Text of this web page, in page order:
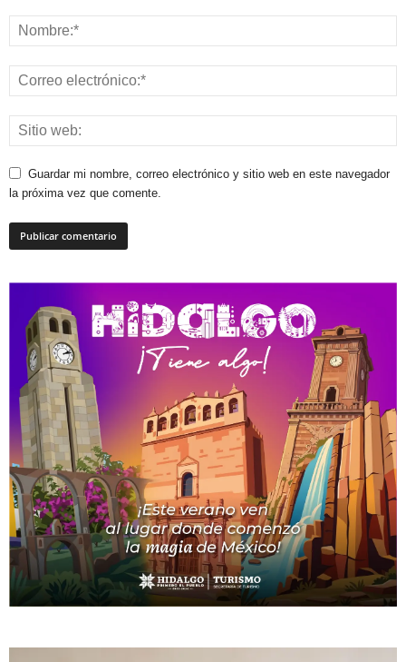
Guardar mi nombre, correo electrónico y sitio web en este navegador
la próxima vez que comente.